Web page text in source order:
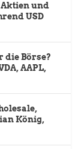
Aktien und
USD
die Börse?
AAPL,
König,